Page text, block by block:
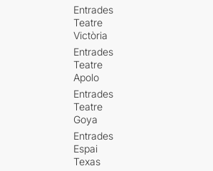
Entrades
Teatre
Victòria
Entrades
Teatre
Apolo
Entrades
Teatre
Goya
Entrades
Espai
Texas